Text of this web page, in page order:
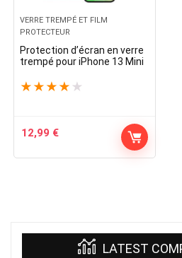
VERRE TREMPÉ ET FILM
PROTECTEUR
Protection d’écran en verre
trempé pour iPhone 13 Mini
★ ★ ★ ★ ★
12,99 €
LATEST